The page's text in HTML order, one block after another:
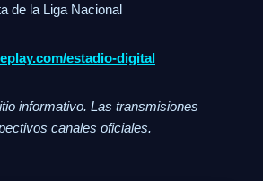
de la Liga Nacional
estadio-digital
informativo. Las transmisiones
canales oficiales.